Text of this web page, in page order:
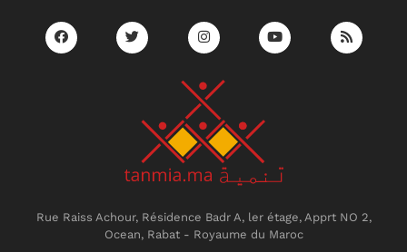
Rue Raiss Achour, Résidence Badr A, ler étage, Apprt NO 2,
Ocean, Rabat - Royaume du Maroc